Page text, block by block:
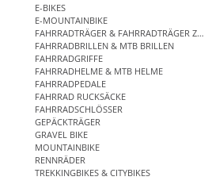
E-BIKES
E-MOUNTAINBIKE
FAHRRADTRÄGER & FAHRRADTRÄGER
FAHRRADBRILLEN & MTB BRILLEN
FAHRRADGRIFFE
FAHRRADHELME & MTB HELME
FAHRRADPEDALE
FAHRRAD RUCKSÄCKE
FAHRRADSCHLÖSSER
GEPÄCKTRÄGER
GRAVEL BIKE
MOUNTAINBIKE
RENNRÄDER
TREKKINGBIKES & CITYBIKES